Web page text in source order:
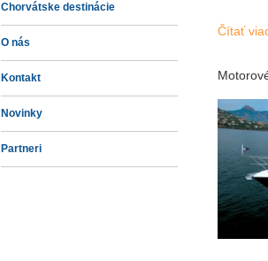
Chorvátske destinácie
O nás
Kontakt
Novinky
Partneri
Čítať